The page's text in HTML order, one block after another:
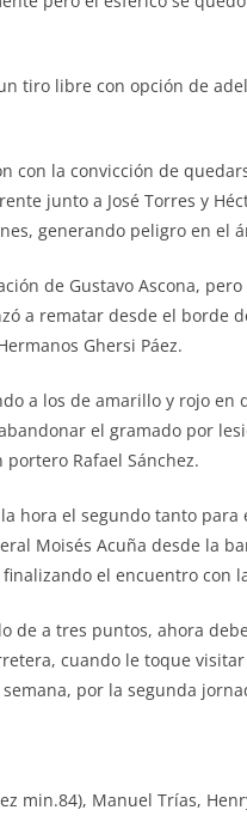
tiro libre con opción de
con la convicción de
junto a José Torres y
generando peligro en el
de Gustavo Ascona,
a rematar desde el borde
Ghersi Páez.
a los de amarillo y rojo
el gramado por
Rafael Sánchez.
hora el segundo tanto para
Moisés Acuña desde la
el encuentro con
de a tres puntos, ahora
cuando le toque
por la segunda
min.84), Manuel Trías,